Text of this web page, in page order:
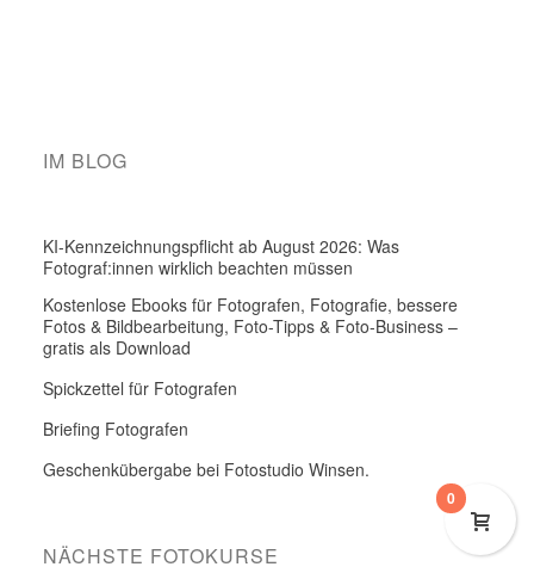
IM BLOG
KI-Kennzeichnungspflicht ab August 2026: Was
Fotograf:innen wirklich beachten müssen
Kostenlose Ebooks für Fotografen, Fotografie, bessere
Fotos & Bildbearbeitung, Foto-Tipps & Foto-Business –
gratis als Download
Spickzettel für Fotografen
Briefing Fotografen
Geschenkübergabe bei Fotostudio Winsen.
NÄCHSTE FOTOKURSE
0